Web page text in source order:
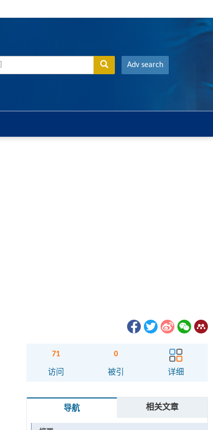
Adv search
71
访问
0
被引 详细
导航 相关文章